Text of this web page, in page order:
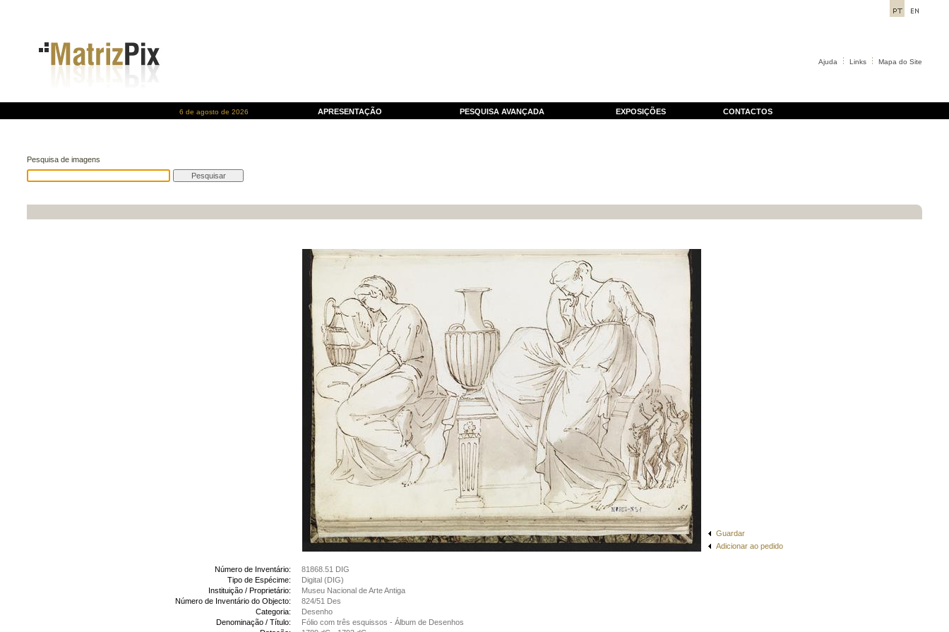
Ajuda Links Mapa do Site
6 de agosto de 2026 APRESENTAÇÃO PESQUISA AVANÇADA EXPOSIÇÕES CONTACTOS
Pesquisa de imagens
Guardar
Adicionar ao pedido
Número de Inventário:
81868.51 DIG
Tipo de Espécime:
Digital (DIG)
Instituição / Proprietário:
Museu Nacional de Arte Antiga
Número de Inventário do Objecto:
824/51 Des
Categoria:
Desenho
Denominação / Título:
Fólio com três esquissos - Álbum de Desenhos